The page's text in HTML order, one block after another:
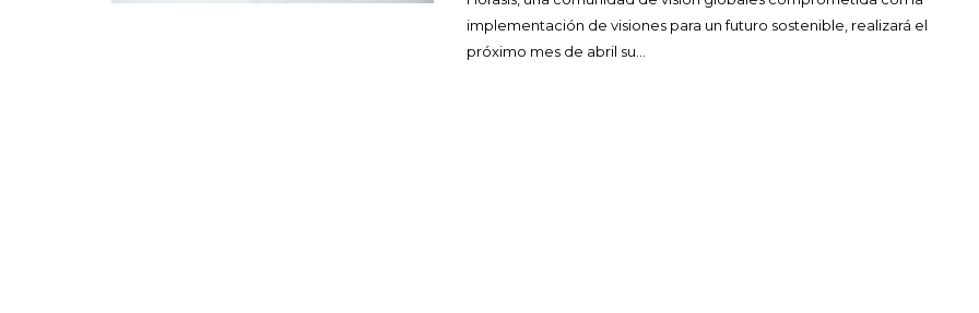
implementación de visiones para un futuro sostenible, realizará el
próximo mes de abril su…
cantadora que llevó las
raíces colombianas al